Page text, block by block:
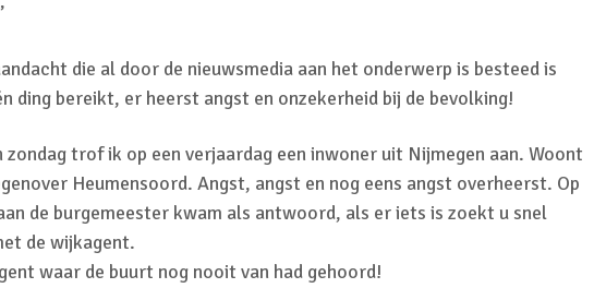
die al door de nieuwsmedia aan het onderwerp is besteed is
ding bereikt, er heerst angst en onzekerheid bij de bevolking!
zondag trof ik op een verjaardag een inwoner uit Nijmegen aan. Woont
Heumensoord. Angst, angst en nog eens angst overheerst. Op
de burgemeester kwam als antwoord, als er iets is zoekt u snel
de wijkagent.
waar de buurt nog nooit van had gehoord!